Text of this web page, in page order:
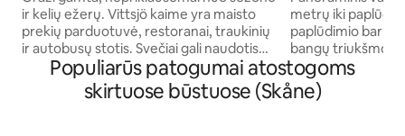
ir kelių ežerų. Vittsjö kaime yra maisto
prekių parduotuvė, restoranai, traukinių
ir autobusų stotis. Svečiai gali naudotis
irkline valtimi, dviem baidarėmis ir
žvejyba prieplaukoje. Netoliese yra golfo
aikštynas, briedžių safaris, vaflinis
metrų iki
paplūdimio baru.
bangų triukšmo. Dvi lovos, iš kurių
atsiveria vaizdas į
dviem
krosnele, kavos
Populiarūs patogumai atostogoms
skirtuose būstuose (Skåne)